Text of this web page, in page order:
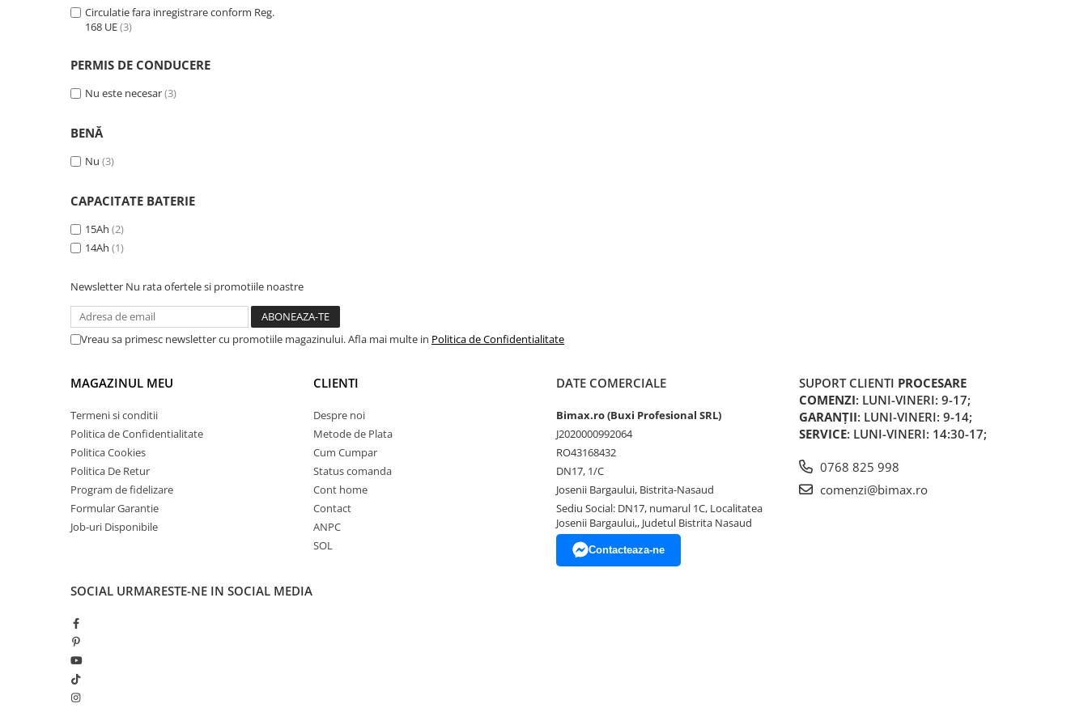
Masini Electrice
Masina Electrica RDB
Masina Electrica 2 Locuri fara
Scutere Electrice
PIESE DE SCHIMB
Circulatie fara inregistrare conform Reg.
168 UE(3)
PERMIS DE CONDUCERE
Nu este necesar(3)
BENĂ
Nu (3)
CAPACITATE BATERIE
15Ah (2)
14Ah (1)
Newsletter Nu rata ofertele si promotiile noastre
Vreau sa primesc newsletter cu promotiile magazinului. Afla mai multe in Politica de Confidentialitate
MAGAZINUL MEU
Termeni si conditii
Politica de Confidentialitate
Politica Cookies
Politica De Retur
Program de fidelizare
Formular Garantie
Job-uri Disponibile
CLIENTI
Despre noi
Metode de Plata
Cum Cumpar
Status comanda
Cont home
Contact
ANPC
SOL
DATE COMERCIALE
Bimax.ro (Buxi Profesional SRL)
J2020000992064
RO43168432
DN17, 1/C
Josenii Bargaului, Bistrita-Nasaud
Sediu Social: DN17, numarul 1C, Localitatea
Josenii Bargaului,, Judetul Bistrita Nasaud
Contacteaza-ne
SUPORT CLIENTI PROCESARE
COMENZI: LUNI-VINERI: 9-17;
GARANȚII: LUNI-VINERI: 9-14;
SERVICE: LUNI-VINERI: 14:30-17;
0768 825 998
comenzi@bimax.ro
SOCIAL URMARESTE-NE IN SOCIAL MEDIA